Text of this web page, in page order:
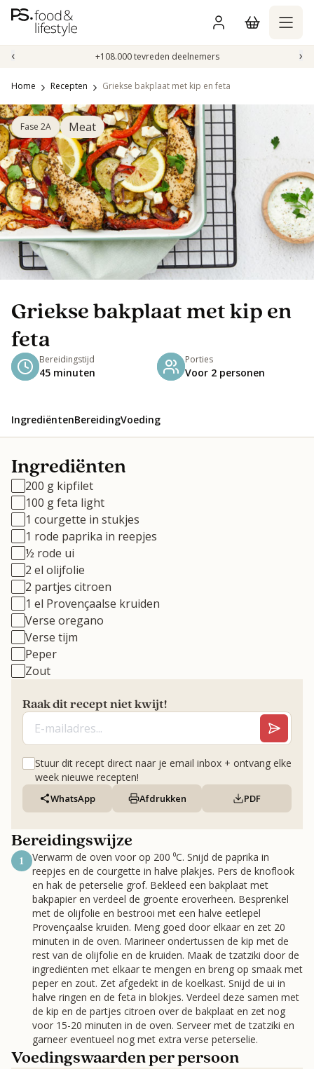
Naar
inhoud
‹ +108.000 tevreden deelnemers ›
Home Recepten Griekse bakplaat met kip en feta
Fase 2A Meat
Griekse bakplaat met kip en
feta
Bereidingstijd
45 minuten
Porties
Voor 2 personen
IngrediëntenBereidingVoeding
Ingrediënten
200 g kipfilet
100 g feta light
1 courgette in stukjes
1 rode paprika in reepjes
½ rode ui
2 el olijfolie
2 partjes citroen
1 el Provençaalse kruiden
Verse oregano
Verse tijm
Peper
Zout
Raak dit recept niet kwijt!
Stuur dit recept direct naar je email inbox + ontvang elke
week nieuwe recepten!
WhatsApp Afdrukken PDF
Bereidingswijze
1
Verwarm de oven voor op 200 ⁰C. Snijd de paprika in
reepjes en de courgette in halve plakjes. Pers de knoflook
en hak de peterselie grof. Bekleed een bakplaat met
bakpapier en verdeel de groente eroverheen. Besprenkel
met de olijfolie en bestrooi met een halve eetlepel
Provençaalse kruiden. Meng goed door elkaar en zet 20
minuten in de oven. Marineer ondertussen de kip met de
rest van de olijfolie en de kruiden. Maak de tzatziki door de
ingrediënten met elkaar te mengen en breng op smaak met
peper en zout. Zet afgedekt in de koelkast. Snijd de ui in
halve ringen en de feta in blokjes. Verdeel deze samen met
de kip en de partjes citroen over de bakplaat en zet nog
voor 15-20 minuten in de oven. Serveer met de tzatziki en
garneer eventueel nog met extra verse peterselie.
Voedingswaarden per persoon